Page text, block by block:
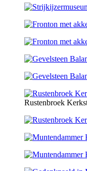
Rustenbroek